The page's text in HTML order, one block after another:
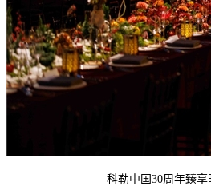
科勒中国30周年臻享